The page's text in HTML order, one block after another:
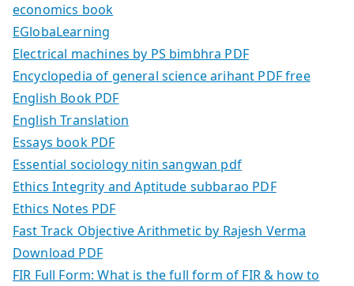
economics book
EGlobaLearning
Electrical machines by PS bimbhra PDF
Encyclopedia of general science arihant PDF free
English Book PDF
English Translation
Essays book PDF
Essential sociology nitin sangwan pdf
Ethics Integrity and Aptitude subbarao PDF
Ethics Notes PDF
Fast Track Objective Arithmetic by Rajesh Verma
Download PDF
FIR Full Form: What is the full form of FIR & how to